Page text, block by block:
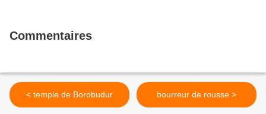
Commentaires
< temple de Borobudur bourreur de rousse >